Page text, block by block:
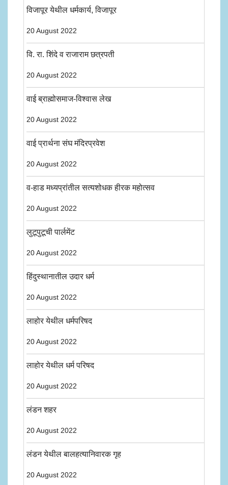
विजापूर येथील धर्मकार्य, विजापूर
20 August 2022
वि. रा. शिंदे व राजाराम छत्रपती
20 August 2022
वाई ब्राह्मोसमाज-विश्वास लेख
20 August 2022
वाई प्रार्थना संघ मंदिरप्रवेश
20 August 2022
व-हाड मध्यप्रांतील सत्यशोधक हीरक महोत्सव
20 August 2022
लुटूपुटूची पार्लमेंट
20 August 2022
हिंदुस्थानातील उदार धर्म
20 August 2022
लाहोर येथील धर्मपरिषद
20 August 2022
लाहोर येथील धर्म परिषद
20 August 2022
लंडन शहर
20 August 2022
लंडन येथील बालहत्यानिवारक गृह
20 August 2022